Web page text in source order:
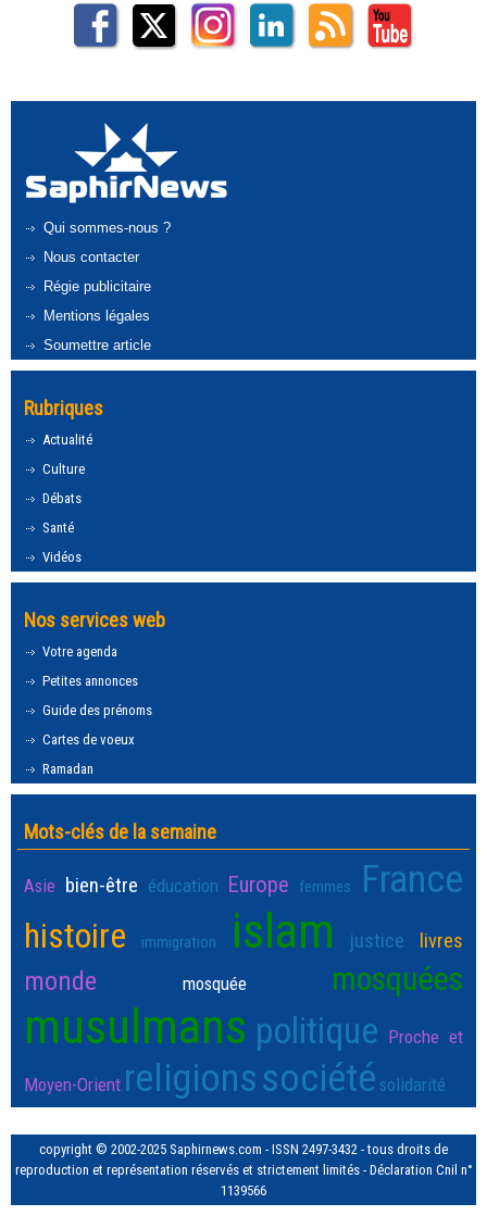
Qui sommes-nous ?
Nous contacter
Régie publicitaire
Mentions légales
Soumettre article
Rubriques
Actualité
Culture
Débats
Santé
Vidéos
Nos services web
Votre agenda
Petites annonces
Guide des prénoms
Cartes de voeux
Ramadan
Mots-clés de la semaine
Asie bien-être éducation Europe femmes France
histoire immigration islam justice livres
monde mosquée mosquées
musulmans politique Proche et
Moyen-Orient religionssociété solidarité
copyright © 2002-2025 Saphirnews.com - ISSN 2497-3432 - tous droits de
reproduction et représentation réservés et strictement limités - Déclaration Cnil n°
1139566